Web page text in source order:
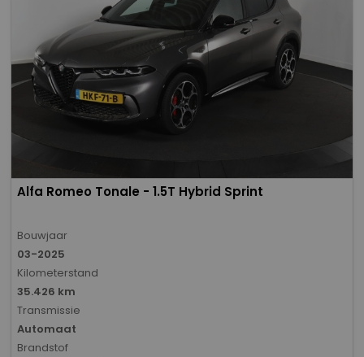
Alfa Romeo Tonale - 1.5T Hybrid Sprint
Bouwjaar
03-2025
Kilometerstand
35.426 km
Transmissie
Automaat
Brandstof